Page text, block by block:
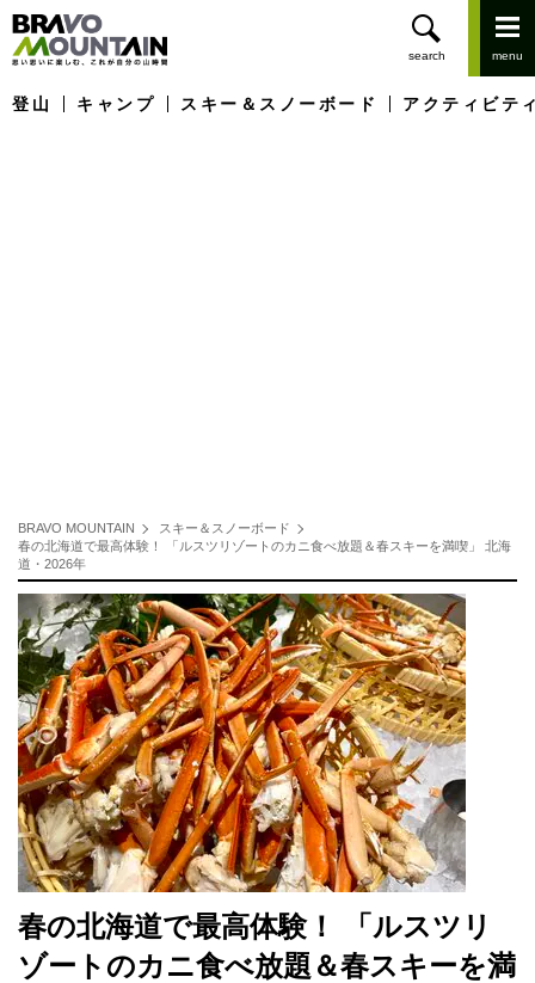
登山 キャンプ スキー＆スノーボード アクティビテ
BRAVO MOUNTAIN
スキー＆スノーボード
春の北海道で最高体験！ 「ルスツリゾートのカニ食べ放題＆春スキーを満喫」 北海
道・2026年
春の北海道で最高体験！ 「ルスツリ
ゾートのカニ食べ放題＆春スキーを満